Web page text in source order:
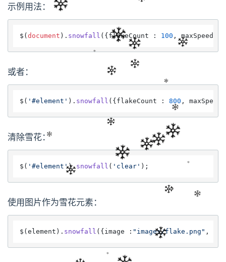
示例用法：
$(document ). snowfall ({flakeCount : 100 , maxSpeed :
或者：
$( '#element' ). snowfall ({flakeCount : 800 ,
清除雪花：
$( '#element'). snowfall ( 'clear'
使用图片作为雪花元素：
$(element). snowfall ({image : "images/flake.png" ,